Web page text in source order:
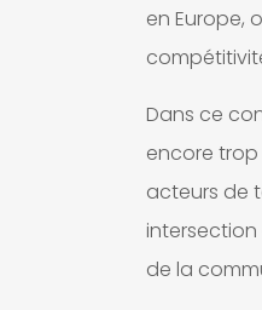
en Europe,
Dans ce
encore trop
acteurs de
de la